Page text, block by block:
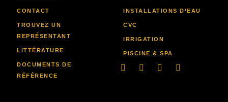
CONTACT
TROUVEZ UN
REPRÉSENTANT
LITTÉRATURE
DOCUMENTS DE
RÉFÉRENCE
INSTALLATIONS D’EAU
CVC
IRRIGATION
PISCINE & SPA
LinkedInFacebook-
YoutubeInstagram